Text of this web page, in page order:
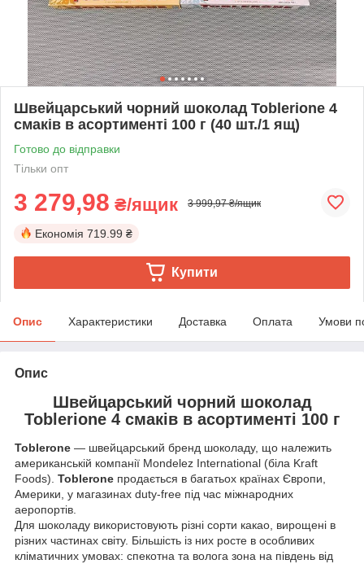
Швейцарський чорний шоколад Toblerione 4
смаків в асортименті 100 г (40 шт./1 ящ)
Готово до відправки
Тільки опт
3 279,98 ₴/ящик 3 999,97 ₴/ящик
Економія 719.99 ₴
Купити
Опис Характеристики Доставка Оплата Умови
Опис
Швейцарський чорний шоколад
Toblerione 4 смаків в асортименті 100 г
Toblerone — швейцарський бренд шоколаду, що належить
американській компанії Mondelez International (біла Kraft
Foods). Toblerone продається в багатьох країнах Європи,
Америки, у магазинах duty-free під час міжнародних
аеропортів.
Для шоколаду використовують різні сорти какао, вирощені в
різних частинах світу. Більшість із них росте в особливих
кліматичних умовах: спекотна та волога зона на південь від